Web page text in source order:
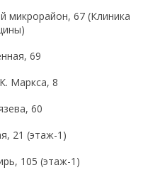
микрорайон, 67 (Клиника
69
Маркса, 8
60
21 (этаж-1)
105 (этаж-1)